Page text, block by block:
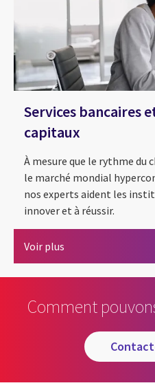
Services bancaires
capitaux
À mesure que le rythme du
le marché mondial
nos experts aident les
innover et à réussir.
Voir plus Services
Comment